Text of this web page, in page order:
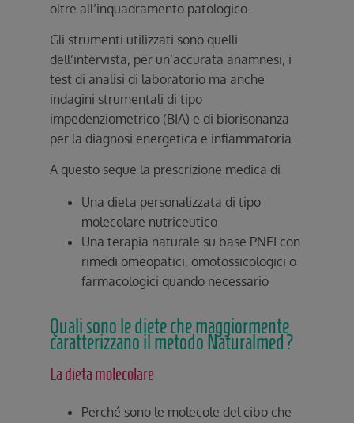
oltre all’inquadramento patologico.
Gli strumenti utilizzati sono quelli
dell’intervista, per un’accurata anamnesi, i
test di analisi di laboratorio ma anche
indagini strumentali di tipo
impedenziometrico (BIA) e di biorisonanza
per la diagnosi energetica e infiammatoria.
A questo segue la prescrizione medica di
Una dieta personalizzata di tipo
molecolare nutriceutico
Una terapia naturale su base PNEI con
rimedi omeopatici, omotossicologici o
farmacologici quando necessario
Quali sono le diete che maggiormente
caratterizzano il metodo Naturalmed?
La dieta molecolare
Perché sono le molecole del cibo che